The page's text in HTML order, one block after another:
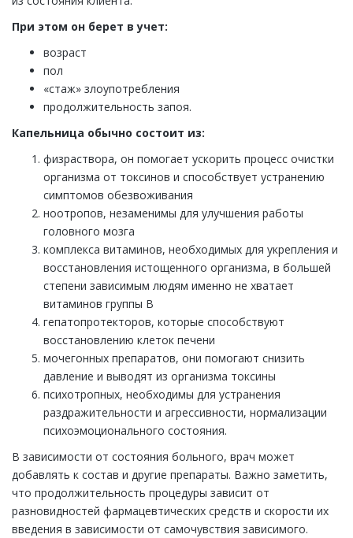
При этом он берет в учет:
возраст
пол
«стаж» злоупотребления
продолжительность запоя.
Капельница обычно состоит из:
физраствора, он помогает ускорить процесс очистки
организма от токсинов и способствует устранению
симптомов обезвоживания
ноотропов, незаменимы для улучшения работы
головного мозга
комплекса витаминов, необходимых для укрепления и
восстановления истощенного организма, в большей
степени зависимым людям именно не хватает
витаминов группы В
гепатопротекторов, которые способствуют
восстановлению клеток печени
мочегонных препаратов, они помогают снизить
давление и выводят из организма токсины
психотропных, необходимы для устранения
раздражительности и агрессивности, нормализации
психоэмоционального состояния.
В зависимости от состояния больного, врач может
добавлять к состав и другие препараты. Важно заметить,
что продолжительность процедуры зависит от
разновидностей фармацевтических средств и скорости их
введения в зависимости от самочувствия зависимого.